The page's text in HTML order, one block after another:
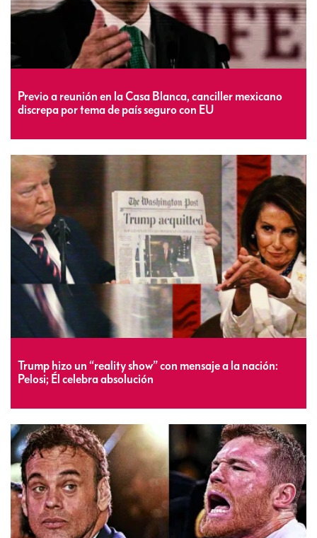
Previo a reunión en la Casa Blanca, canciller mexicano
discrepa por tema de país seguro con EU
Trump hizo un “reality show” con mensaje a la nación:
Pelosi; Él celebra absolución